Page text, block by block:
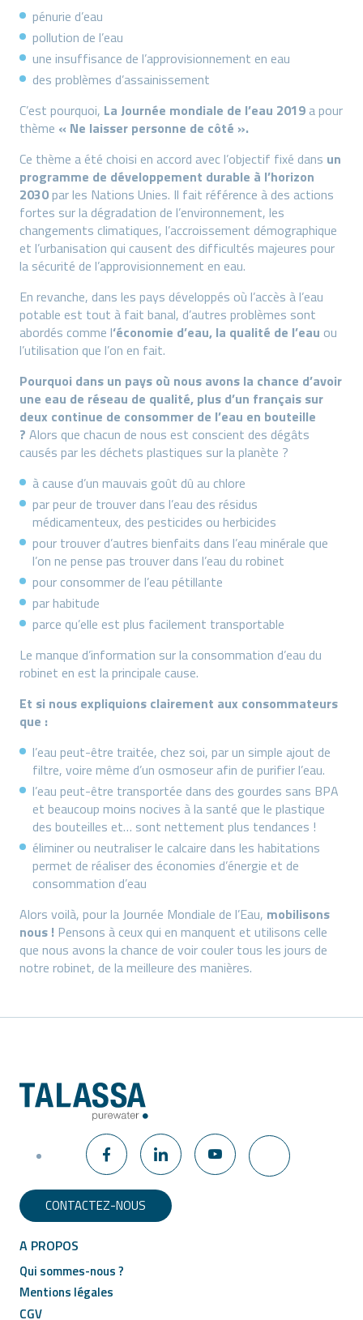
pénurie d’eau
pollution de l’eau
une insuffisance de l’approvisionnement en eau
des problèmes d’assainissement
C’est pourquoi, La Journée mondiale de l’eau 2019 a pour
thème « Ne laisser personne de côté ».
Ce thème a été choisi en accord avec l’objectif fixé dans un
programme de développement durable à l’horizon
2030par les Nations Unies. Il fait référence à des actions
fortes sur la dégradation de l’environnement, les
changements climatiques, l’accroissement démographique
et l’urbanisation qui causent des difficultés majeures pour
la sécurité de l’approvisionnement en eau.
En revanche, dans les pays développés où l’accès à l’eau
potable est tout à fait banal, d’autres problèmes sont
abordés comme l‘économie d’eau, la qualité de l’eau ou
l’utilisation que l’on en fait.
Pourquoi dans un pays où nous avons la chance d’avoir
une eau de réseau de qualité, plus d’un français sur
deux continue de consommer de l’eau en bouteille
? Alors que chacun de nous est conscient des dégâts
causés par les déchets plastiques sur la planète ?
à cause d’un mauvais goût dû au chlore
par peur de trouver dans l’eau des résidus
médicamenteux, des pesticides ou herbicides
pour trouver d’autres bienfaits dans l’eau minérale que
l’on ne pense pas trouver dans l’eau du robinet
pour consommer de l’eau pétillante
par habitude
parce qu’elle est plus facilement transportable
Le manque d’information sur la consommation d’eau du
robinet en est la principale cause.
Et si nous expliquions clairement aux consommateurs
que :
l’eau peut-être traitée, chez soi, par un simple ajout de
filtre, voire même d’un osmoseur afin de purifier l’eau.
l’eau peut-être transportée dans des gourdes sans BPA
et beaucoup moins nocives à la santé que le plastique
des bouteilles et… sont nettement plus tendances !
éliminer ou neutraliser le calcaire dans les habitations
permet de réaliser des économies d’énergie et de
consommation d’eau
Alors voilà, pour la Journée Mondiale de l’Eau, mobilisons
nous ! Pensons à ceux qui en manquent et utilisons celle
que nous avons la chance de voir couler tous les jours de
notre robinet, de la meilleure des manières.
CONTACTEZ-NOUS
A PROPOS
Qui sommes-nous ?
Mentions légales
CGV